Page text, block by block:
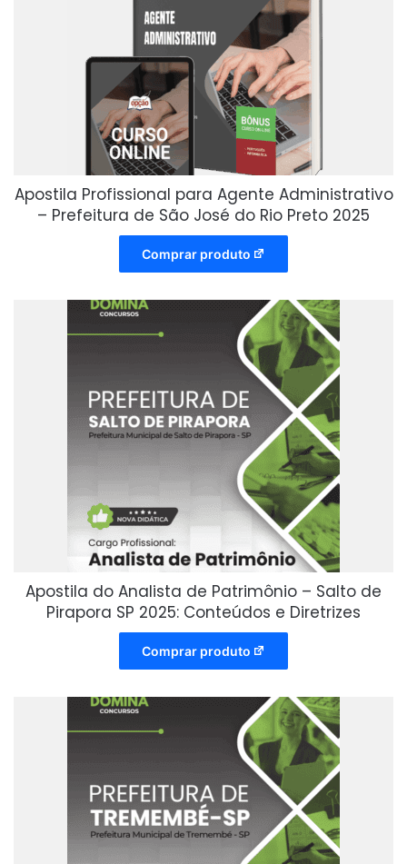
Apostila Profissional para Agente Administrativo
– Prefeitura de São José do Rio Preto 2025
Comprar produto
Apostila do Analista de Patrimônio – Salto de
Pirapora SP 2025: Conteúdos e Diretrizes
Comprar produto